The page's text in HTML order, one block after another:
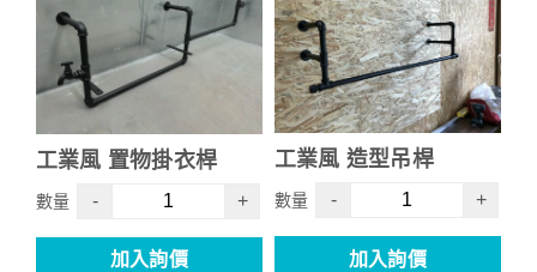
工業風 置物掛衣桿
數量 - +
加入詢價
工業風 造型吊桿
數量 - +
加入詢價